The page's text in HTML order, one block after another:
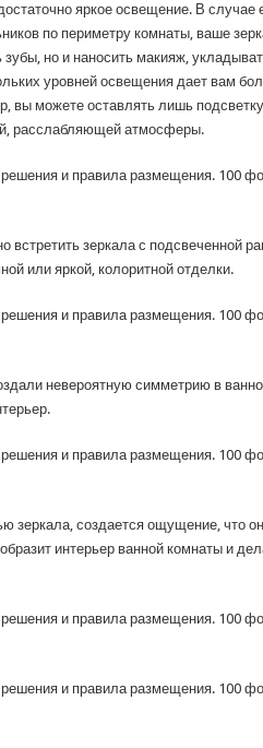
яркое освещение. В случае
по периметру комнаты, ваше
зубы, но и наносить макияж,
уровней освещения дает вам
вы можете оставлять лишь подсветку
расслабляющей атмосферы.
зеркала с подсвеченной
или яркой, колоритной отделки.
невероятную симметрию в
зеркала, создается ощущение, что
интерьер ванной комнаты и